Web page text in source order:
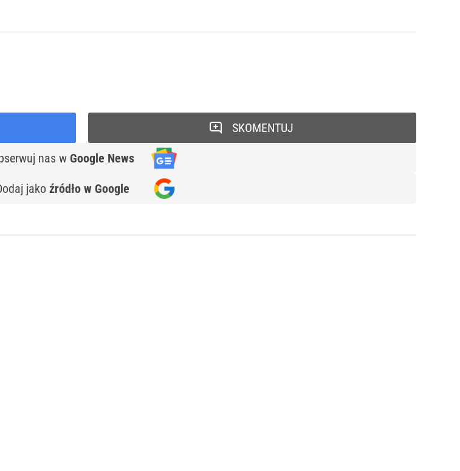
nas w Google News
jako źródło w Google
SKOMENTUJ